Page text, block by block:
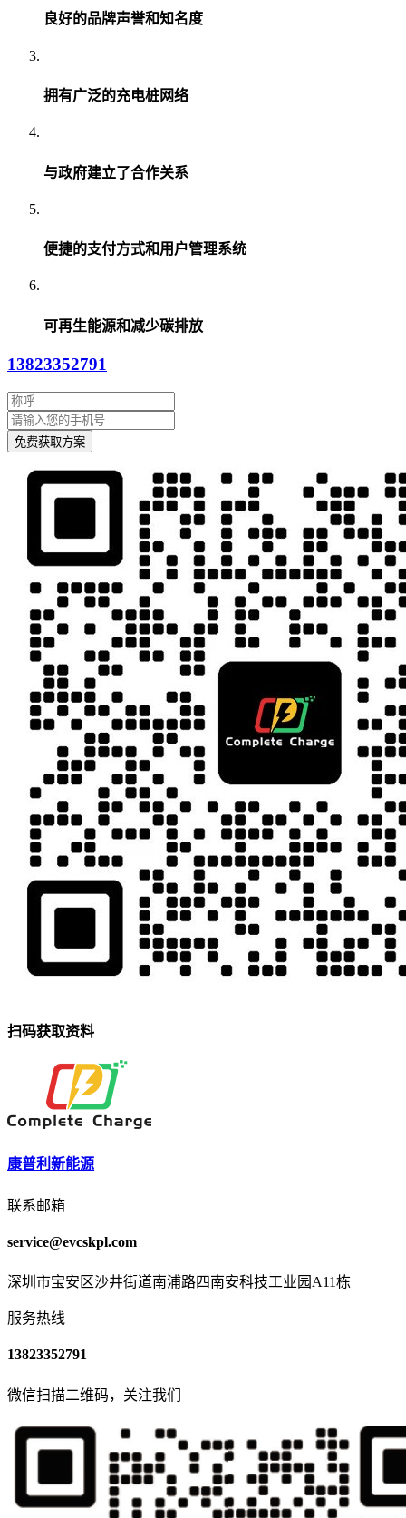
良好的品牌声誉和知名度
拥有广泛的充电桩网络
与政府建立了合作关系
便捷的支付方式和用户管理系统
可再生能源和减少碳排放
13823352791
免费获取方案
扫码获取资料
康普利新能源
联系邮箱
service@evcskpl.com
深圳市宝安区沙井街道南浦路四南安科技工业园A11栋
服务热线
13823352791
微信扫描二维码，关注我们